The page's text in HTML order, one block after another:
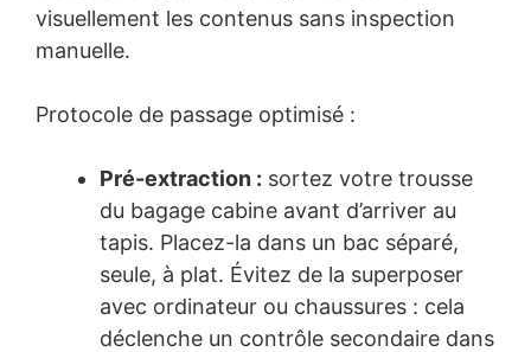
visuellement les contenus sans inspection
manuelle.
Protocole de passage optimisé :
Pré-extraction : sortez votre trousse
du bagage cabine avant d’arriver au
tapis. Placez-la dans un bac séparé,
seule, à plat. Évitez de la superposer
avec ordinateur ou chaussures : cela
déclenche un contrôle secondaire dans